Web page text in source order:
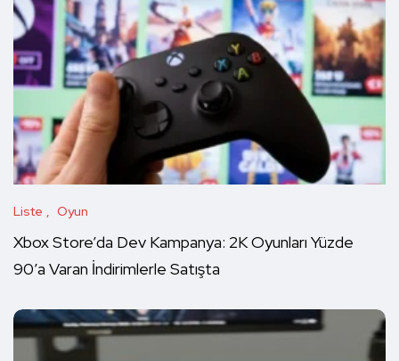
Liste Oyun
Xbox Store’da Dev Kampanya: 2K Oyunları Yüzde
90’a Varan İndirimlerle Satışta